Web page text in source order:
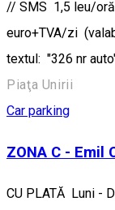
// SMS 1,5 leu/
euro+TVA/zi
textul: "326 nr
Piaţa Unirii
Car parking
ZONA C - Emil
CU PLATĂ Luni -